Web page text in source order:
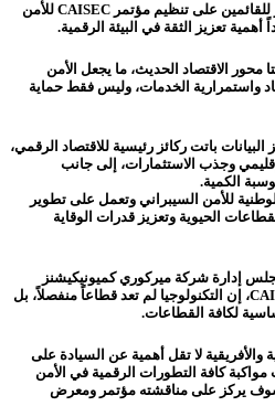
وتوجه المهندس رأفت هندي، بالشكر للقائمين على تنظيم مؤتمر CAISEC للأمن
تعزيز الثقة في البيئة الرقمية.
محور الاقتصاد الحديث، ما يجعل الأمن
واستمرارية الخدمات، وليس فقط حماية
باتت ركائز رئيسية للاقتصاد الرقمي،
وجذب الاستثمارات، إلى جانب
الكمية.
للأمن السيبراني وتعمل على تطوير
الحيوية وتعزيز قدرات الوقاية
إدارة شركة ميركوري كميونيكيشنز
المنظمة لمؤتمر ومعرض CAISEC 2026، إن التكنولوجيا لم تعد قطاعاً منفصلاً، بل
لكافة القطاعات.
والأفريقية لا تقل أهمية عن السيادة على
مواكبة كافة التطورات الرقمية في الأمن
يركز على مناقشته مؤتمر ومعرض